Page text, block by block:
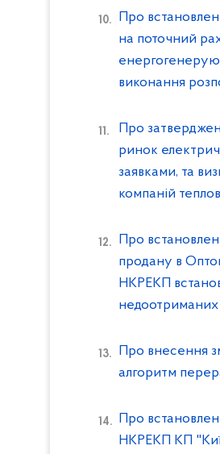
Про
на поточний
виконання
Про
ринок
заявками, та
компаній
Про
продану в
НКРЕКП
недоотриманих
Про внесення
алгоритм
Про
НКРЕКП КП